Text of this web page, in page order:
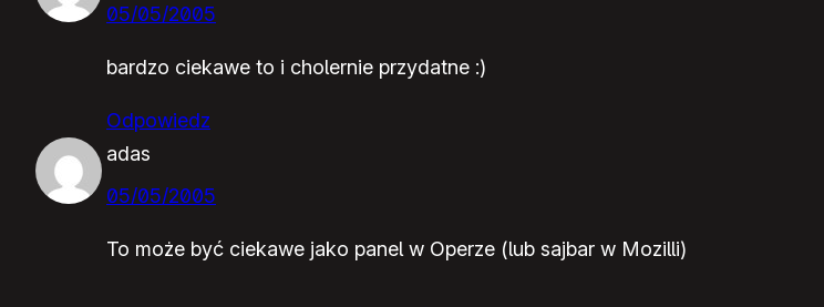
05/05/2005
bardzo ciekawe to i cholernie przydatne :)
Odpowiedz
adas
05/05/2005
To może być ciekawe jako panel w Operze (lub sajbar w Mozilli)